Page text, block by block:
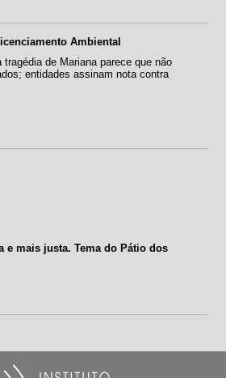
Ambiental
de Mariana parece que não
entidades assinam nota contra
e mais justa. Tema do Pátio dos